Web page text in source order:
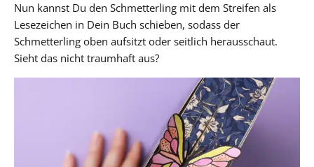
Nun kannst Du den Schmetterling mit dem Streifen als
Lesezeichen in Dein Buch schieben, sodass der
Schmetterling oben aufsitzt oder seitlich herausschaut.
Sieht das nicht traumhaft aus?